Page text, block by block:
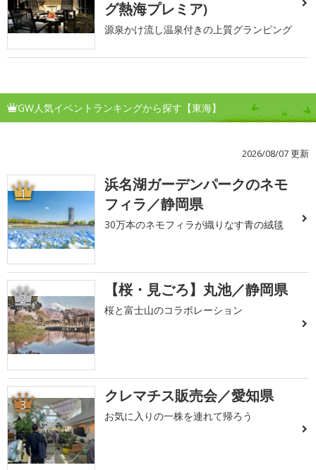
グ熱海プレミア)
源泉かけ流し温泉付きの上質グランピング
GW人気イベントランキングから探す【東海】
2026/08/07 更新
1
浜名湖ガーデンパークのネモ
フィラ／静岡県
30万本のネモフィラが織りなす青の絨毯
2 【桜・見ごろ】丸池／静岡県
桜と富士山のコラボレーション
3 クレマチス販売会／愛知県
お気に入りの一株を連れて帰ろう